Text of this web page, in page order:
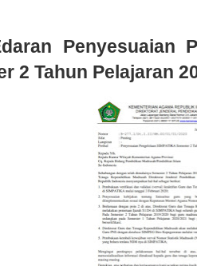
Penyesuaian
2 Tahun Pelajaran